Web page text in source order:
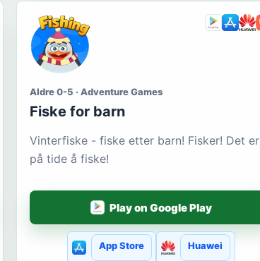
Aldre 0-5 · Adventure Games
Fiske for barn
Vinterfiske - fiske etter barn! Fisker! Det er
på tide å fiske!
Play on Google Play
App Store Huawei